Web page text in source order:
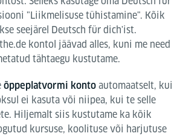
"Liikmelisuse tühistamine". Kõik
seejärel Deutsch für dich'ist.
kontol jäävad alles, kuni me need
tähtaegu kustutame.
õppeplatvormi konto automaatselt, kui
ei kasuta või niipea, kui te selle
Hiljemalt siis kustutame ka kõik
kursuse, koolituse või harjutuse